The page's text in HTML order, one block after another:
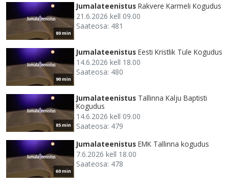
80 min
Jumalateenistus Rakvere Karmeli Kogudus
21.6.2026 kell 09.00
Saateosa: 481
90 min
Jumalateenistus Eesti Kristlik Tule Kogudus
14.6.2026 kell 18.00
Saateosa: 480
85 min
Jumalateenistus Tallinna Kalju Baptisti
Kogudus
14.6.2026 kell 09.00
Saateosa: 479
60 min
Jumalateenistus EMK Tallinna kogudus
7.6.2026 kell 18.00
Saateosa: 478